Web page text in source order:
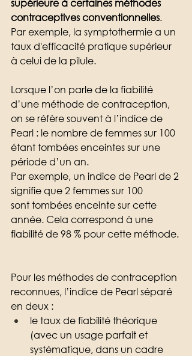
supérieure à certaines méthodes
contraceptives conventionnelles.
Par exemple, la symptothermie a un
taux d'efficacité pratique supérieur
à celui de la pilule.
Lorsque l’on parle de la fiabilité
d’une méthode de contraception,
on se réfère souvent à l’indice de
Pearl : le nombre de femmes sur 100
étant tombées enceintes sur une
période d’un an.
Par exemple, un indice de Pearl de 2
signifie que 2 femmes sur 100
sont tombées enceinte sur cette
année. Cela correspond à une
fiabilité de 98 % pour cette méthode.
Pour les méthodes de contraception
reconnues, l’indice de Pearl séparé
en deux :
le taux de fiabilité théorique
(avec un usage parfait et
systématique, dans un cadre